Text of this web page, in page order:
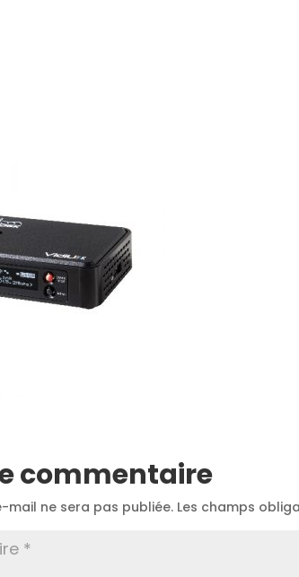
commentaire
mail ne sera pas publiée. Les champs